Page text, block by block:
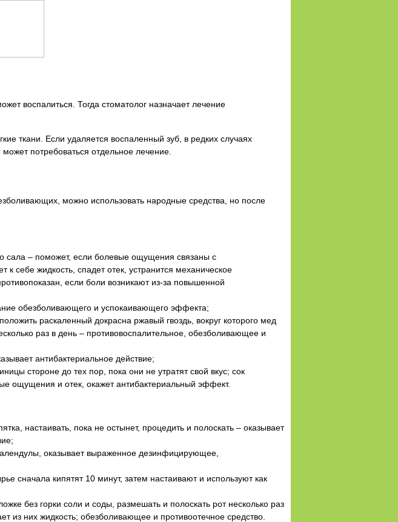
воспалиться. Тогда стоматолог назначает лечение
ткани. Если удаляется воспаленный зуб, в редких случаях
потребоваться отдельное лечение.
можно использовать народные средства, но после
сала – поможет, если болевые ощущения связаны с
себе жидкость, спадет отек, устранится механическое
если боли возникают из-за повышенной
обезболивающего и успокаивающего эффекта;
раскаленный докрасна ржавый гвоздь, вокруг которого мед
раз в день – противовоспалительное, обезболивающее и
антибактериальное действие;
стороне до тех пор, пока они не утратят свой вкус; сок
ощущения и отек, окажет антибактериальный эффект.
настаивать, пока не остынет, процедить и полоскать – оказывает
оказывает выраженное дезинфицирующее,
сначала кипятят 10 минут, затем настаивают и используют как
без горки соли и соды, размешать и полоскать рот несколько раз
из них жидкость; обезболивающее и противоотечное средство.